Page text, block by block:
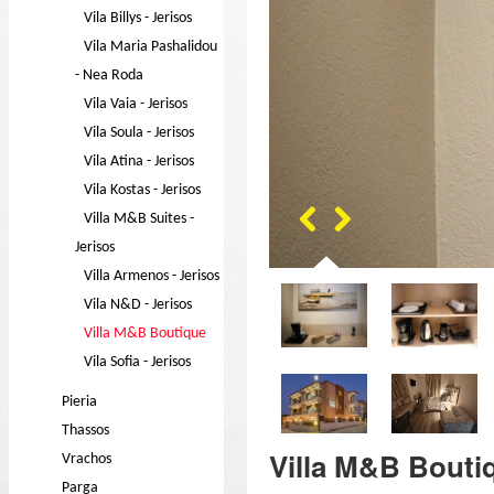
Vila Billys - Jerisos
Vila Maria Pashalidou
- Nea Roda
Vila Vaia - Jerisos
Vila Soula - Jerisos
Vila Atina - Jerisos
Vila Kostas - Jerisos
Villa M&B Suites -
Jerisos
Villa Armenos - Jerisos
Vila N&D - Jerisos
Villa M&B Boutique
Vila Sofia - Jerisos
Pieria
Thassos
Vrachos
Parga
Villa M&B